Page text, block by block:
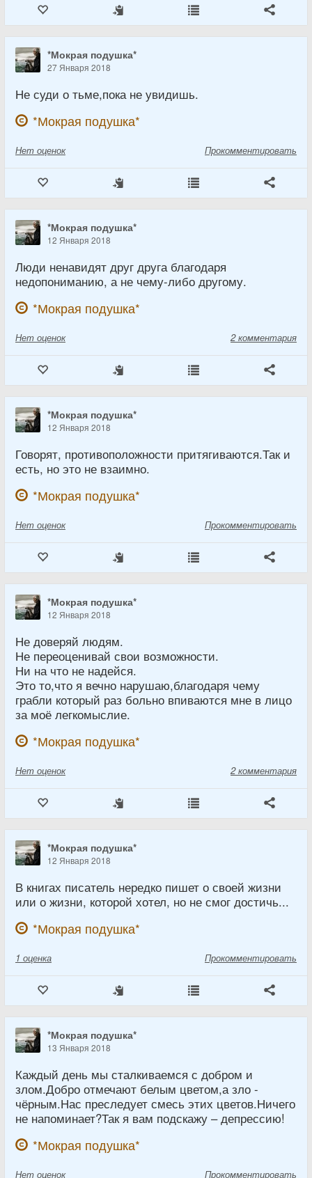
*Мокрая подушка*
27 Января 2018
Не суди о тьме,пока не увидишь.
*Мокрая подушка*
Нет оценок Прокомментировать
*Мокрая подушка*
12 Января 2018
Люди ненавидят друг друга благодаря
недопониманию, а не чему-либо другому.
*Мокрая подушка*
Нет оценок 2 комментария
*Мокрая подушка*
12 Января 2018
Говорят, противоположности притягиваются.Так и
есть, но это не взаимно.
*Мокрая подушка*
Нет оценок Прокомментировать
*Мокрая подушка*
12 Января 2018
Не доверяй людям.
Не переоценивай свои возможности.
Ни на что не надейся.
Это то,что я вечно нарушаю,благодаря чему
грабли который раз больно впиваются мне в лицо
за моё легкомыслие.
*Мокрая подушка*
Нет оценок 2 комментария
*Мокрая подушка*
12 Января 2018
В книгах писатель нередко пишет о своей жизни
или о жизни, которой хотел, но не смог достичь...
*Мокрая подушка*
1 оценка Прокомментировать
*Мокрая подушка*
13 Января 2018
Каждый день мы сталкиваемся с добром и
злом.Добро отмечают белым цветом,а зло -
чёрным.Нас преследует смесь этих цветов.Ничего
не напоминает?Так я вам подскажу – депрессию!
*Мокрая подушка*
Нет оценок Прокомментировать